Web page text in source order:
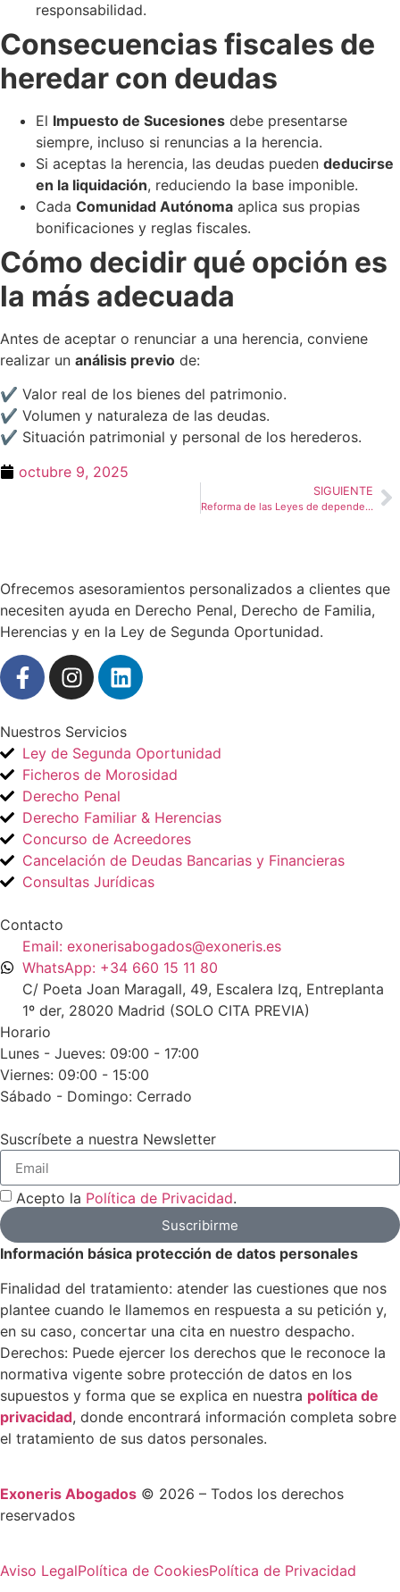
responsabilidad.
Consecuencias fiscales de
heredar con deudas
El Impuesto de Sucesiones debe presentarse
siempre, incluso si renuncias a la herencia.
Si aceptas la herencia, las deudas pueden deducirse
en la liquidación, reduciendo la base imponible.
Cada Comunidad Autónoma aplica sus propias
bonificaciones y reglas fiscales.
Cómo decidir qué opción es
la más adecuada
Antes de aceptar o renunciar a una herencia, conviene
realizar un análisis previo de:
✔ Valor real de los bienes del patrimonio.
✔ Volumen y naturaleza de las deudas.
✔ Situación patrimonial y personal de los herederos.
octubre 9, 2025
SIGUIENTE
Reforma de las Leyes de dependencia y discapacidad
Ofrecemos asesoramientos personalizados a clientes que
necesiten ayuda en Derecho Penal, Derecho de Familia,
Herencias y en la Ley de Segunda Oportunidad.
Nuestros Servicios
Ley de Segunda Oportunidad
Ficheros de Morosidad
Derecho Penal
Derecho Familiar & Herencias
Concurso de Acreedores
Cancelación de Deudas Bancarias y Financieras
Consultas Jurídicas
Contacto
Email: exonerisabogados@exoneris.es
WhatsApp: +34 660 15 11 80
C/ Poeta Joan Maragall, 49, Escalera Izq, Entreplanta
1º der, 28020 Madrid (SOLO CITA PREVIA)
Horario
Lunes - Jueves: 09:00 - 17:00
Viernes: 09:00 - 15:00
Sábado - Domingo: Cerrado
Suscríbete a nuestra Newsletter
Acepto la Política de Privacidad.
Suscribirme
Información básica protección de datos personales
Finalidad del tratamiento: atender las cuestiones que nos
plantee cuando le llamemos en respuesta a su petición y,
en su caso, concertar una cita en nuestro despacho.
Derechos: Puede ejercer los derechos que le reconoce la
normativa vigente sobre protección de datos en los
supuestos y forma que se explica en nuestra política de
privacidad, donde encontrará información completa sobre
el tratamiento de sus datos personales.
Exoneris Abogados © 2026 – Todos los derechos
reservados
Aviso LegalPolítica de CookiesPolítica de Privacidad